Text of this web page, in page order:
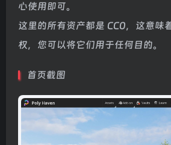
心使用即可。
这里的所有资产都是 CC0，这意味
权，您可以将它们用于任何目的。
首页截图